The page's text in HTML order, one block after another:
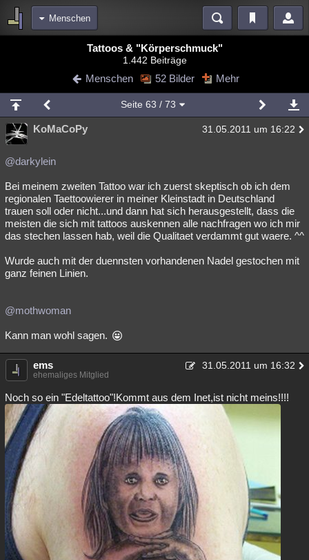
Menschen
Blogs Videos
Chat Wiki Neuigkeiten
meine Rubriken
Menschen Wissenschaft Mystery Kriminalfälle
Spiritualität
Natur Umfragen Unterhaltung
weitere Rubriken
Philosophie Träume Orte Esoterik Literatur
Astronomie Helpdesk Gruppen Gaming Filme
Lesenswert Schlüsselwörter
Tattoos & "Körperschmuck"
1.442 Beiträge
Menschen 52 Bilder Mehr
Seite 63 / 73
KoMaCoPy 31.05.2011 um 16:22
@darkylein
Bei meinem zweiten Tattoo war ich zuerst skeptisch ob ich dem
regionalen Taettoowierer in meiner Kleinstadt in Deutschland
trauen soll oder nicht...und dann hat sich herausgestellt, dass die
meisten die sich mit tattoos auskennen alle nachfragen wo ich mir
das stechen lassen hab, weil die Qualitaet verdammt gut waere. ^^
Wurde auch mit der duennsten vorhandenen Nadel gestochen mit
ganz feinen Linien.
@mothwoman
Kann man wohl sagen.
ems 31.05.2011 um 16:32
ehemaliges Mitglied
Noch so ein "Edeltattoo"!Kommt aus dem Inet,ist nicht meins!!!!